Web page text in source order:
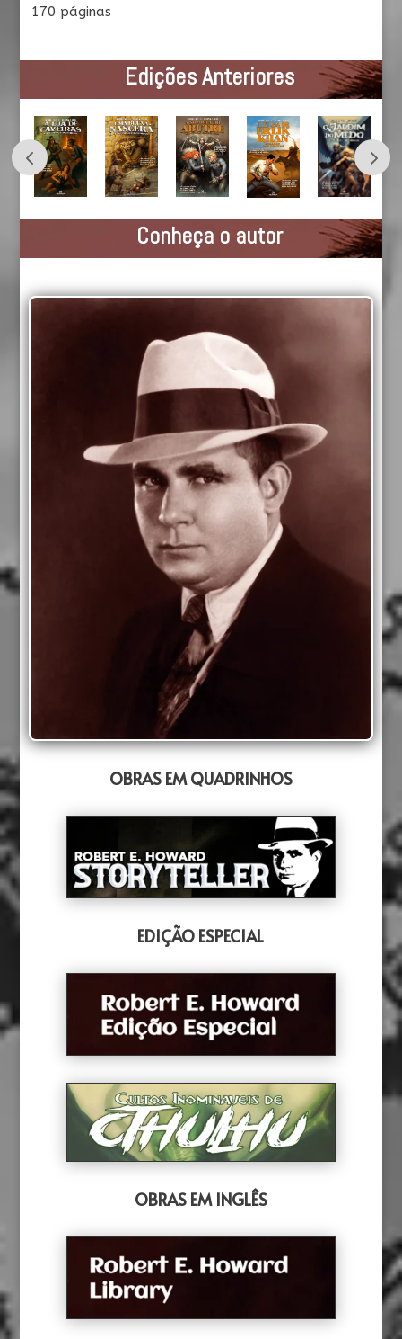
170 páginas
Edições Anteriores
Conheça o autor
OBRAS EM QUADRINHOS
EDIÇÃO ESPECIAL
OBRAS EM INGLÊS